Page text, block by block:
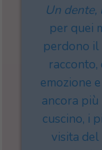
Un dente,
per quei
perdono
emozione
ancora più
cuscino, i
visita del